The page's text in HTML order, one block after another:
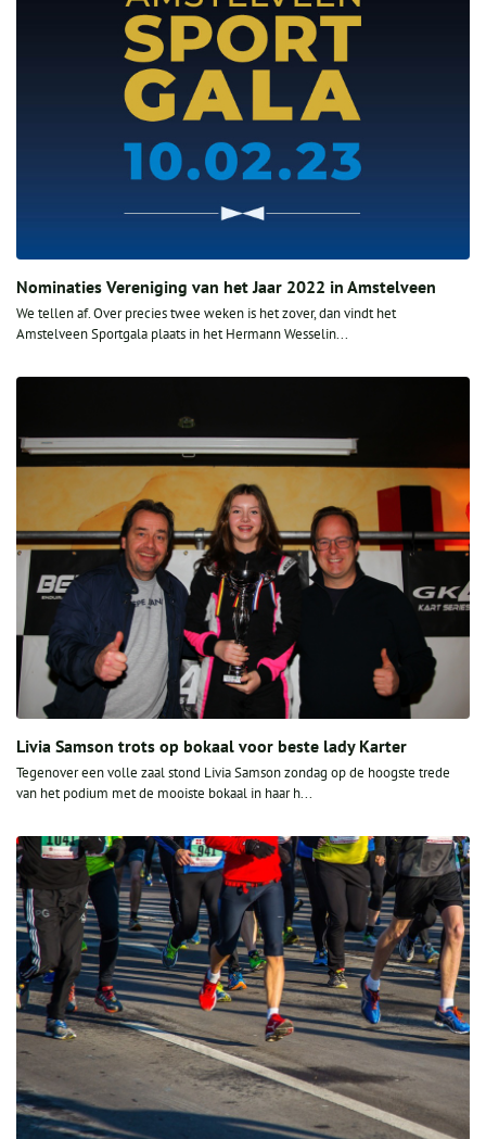
Nominaties Vereniging van het Jaar 2022 in Amstelveen
We tellen af. Over precies twee weken is het zover, dan vindt het
Amstelveen Sportgala plaats in het Hermann Wesselin...
Livia Samson trots op bokaal voor beste lady Karter
Tegenover een volle zaal stond Livia Samson zondag op de hoogste trede
van het podium met de mooiste bokaal in haar h...